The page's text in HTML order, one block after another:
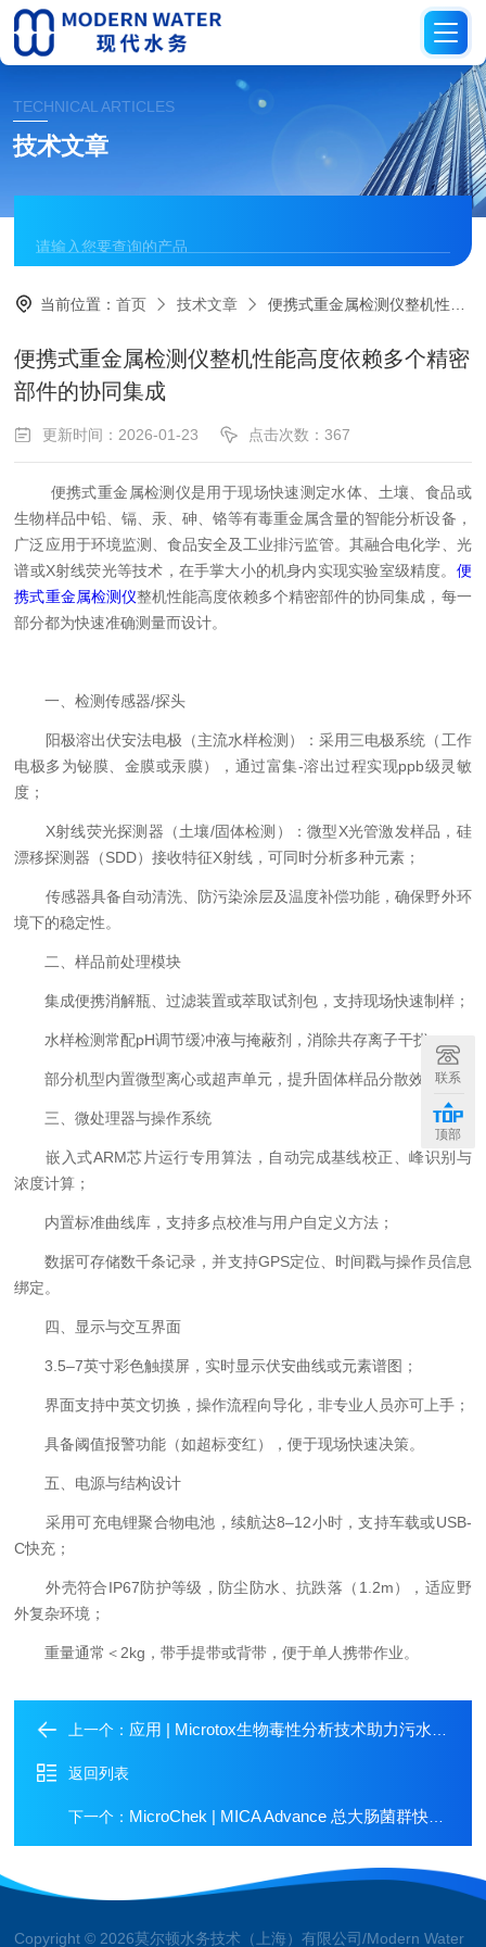
TECHNICAL ARTICLES
技术文章
当前位置：首页 技术文章 便携式重金属检测仪整机性能高度依赖多个精密部件的协同集成
便携式重金属检测仪整机性能高度依赖多个精密
部件的协同集成
更新时间：2026-01-23 点击次数：367
便携式重金属检测仪是用于现场快速测定水体、土壤、食品或
生物样品中铅、镉、汞、砷、铬等有毒重金属含量的智能分析设备，
广泛应用于环境监测、食品安全及工业排污监管。其融合电化学、光
谱或X射线荧光等技术，在手掌大小的机身内实现实验室级精度。 便
携式重金属检测仪整机性能高度依赖多个精密部件的协同集成，每一
部分都为快速准确测量而设计。
一、检测传感器/探头
阳极溶出伏安法电极（主流水样检测）：采用三电极系统（工作
电极多为铋膜、金膜或汞膜），通过富集-溶出过程实现ppb级灵敏
度；
X射线荧光探测器（土壤/固体检测）：微型X光管激发样品，硅
漂移探测器（SDD）接收特征X射线，可同时分析多种元素；
传感器具备自动清洗、防污染涂层及温度补偿功能，确保野外环
境下的稳定性。
二、样品前处理模块
集成便携消解瓶、过滤装置或萃取试剂包，支持现场快速制样；
水样检测常配pH调节缓冲液与掩蔽剂，消除共存离子干扰；
部分机型内置微型离心或超声单元，提升固体样品分散效率。
三、微处理器与操作系统
嵌入式ARM芯片运行专用算法，自动完成基线校正、峰识别与
浓度计算；
内置标准曲线库，支持多点校准与用户自定义方法；
数据可存储数千条记录，并支持GPS定位、时间戳与操作员信息
绑定。
四、显示与交互界面
3.5–7英寸彩色触摸屏，实时显示伏安曲线或元素谱图；
界面支持中英文切换，操作流程向导化，非专业人员亦可上手；
具备阈值报警功能（如超标变红），便于现场快速决策。
五、电源与结构设计
采用可充电锂聚合物电池，续航达8–12小时，支持车载或USB-
C快充；
外壳符合IP67防护等级，防尘防水、抗跌落（1.2m），适应野
外复杂环境；
重量通常＜2kg，带手提带或背带，便于单人携带作业。
上一个： 应用 | Microtox生物毒性分析技术助力污水处理厂进水风险管理
返回列表
下一个： MicroChek | MICA Advance 总大肠菌群快速分析仪简介
Copyright © 2026莫尔顿水务技术（上海）有限公司/Modern Water
联系
顶部